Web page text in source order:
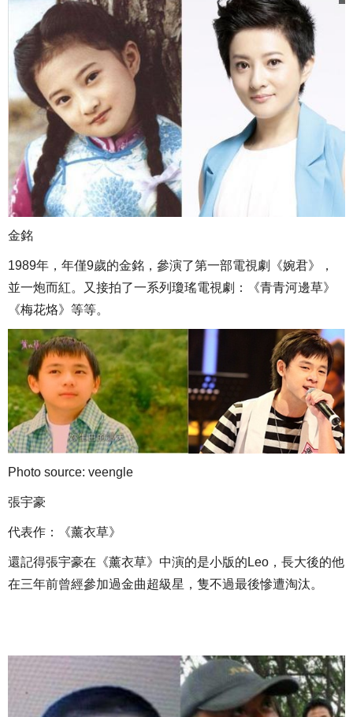
金銘
1989年，年僅9歲的金銘，參演了第一部電視劇《婉君》，
並一炮而紅。又接拍了一系列瓊瑤電視劇：《青青河邊草》
《梅花烙》等等。
Photo source: veengle
張宇豪
代表作：《薰衣草》
還記得張宇豪在《薰衣草》中演的是小版的Leo，長大後的他
在三年前曾經參加過金曲超級星，隻不過最後慘遭淘汰。